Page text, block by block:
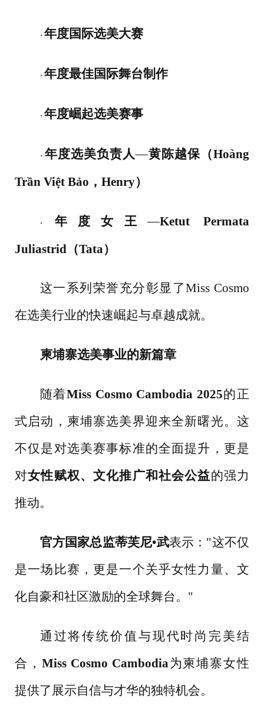
· 年度国际选美大赛
· 年度最佳国际舞台制作
· 年度崛起选美赛事
· 年度选美负责人—黄陈越保（Hoàng
Trần Việt Bảo，Henry）
· 年度女王—Ketut Permata
Juliastrid（Tata）
这一系列荣誉充分彰显了Miss Cosmo
在选美行业的快速崛起与卓越成就。
柬埔寨选美事业的新篇章
随着Miss Cosmo Cambodia 2025的正
式启动，柬埔寨选美界迎来全新曙光。这
不仅是对选美赛事标准的全面提升，更是
对女性赋权、文化推广和社会公益的强力
推动。
官方国家总监蒂芙尼•武表示： "这不仅
是一场比赛，更是一个关乎女性力量、文
化自豪和社区激励的全球舞台。"
通过将传统价值与现代时尚完美结
合， Miss Cosmo Cambodia为柬埔寨女性
提供了展示自信与才华的独特机会。